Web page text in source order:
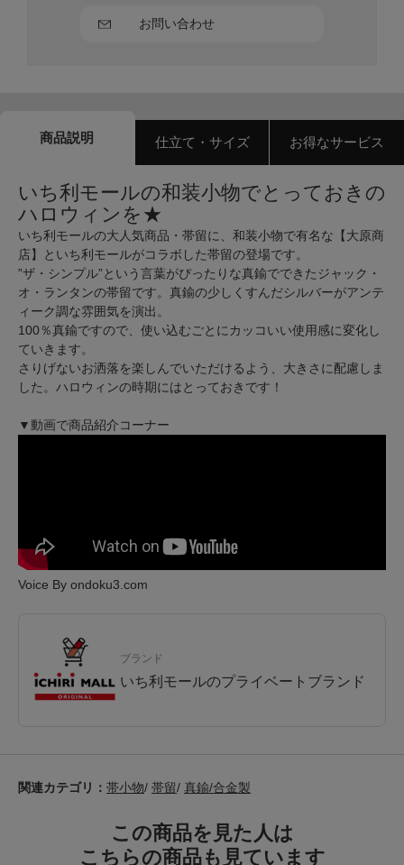
お問い合わせ
商品説明 仕立て・サイズ お得なサービス
いち利モールの和装小物でとっておきの
ハロウィンを★
いち利モールの大人気商品・帯留に、和装小物で有名な【大原商
店】といち利モールがコラボした帯留の登場です。
”ザ・シンプル”という言葉がぴったりな真鍮でできたジャック・
オ・ランタンの帯留です。真鍮の少しくすんだシルバーがアンテ
ィーク調な雰囲気を演出。
100％真鍮ですので、使い込むごとにカッコいい使用感に変化し
ていきます。
さりげないお洒落を楽しんでいただけるよう、大きさに配慮しま
した。ハロウィンの時期にはとっておきです！
▼動画で商品紹介コーナー
Voice By ondoku3.com
ブランド
いち利モールのプライベートブランド
関連カテゴリ： 帯小物/ 帯留/ 真鍮/合金製
この商品を見た人は
こちらの商品も見ています